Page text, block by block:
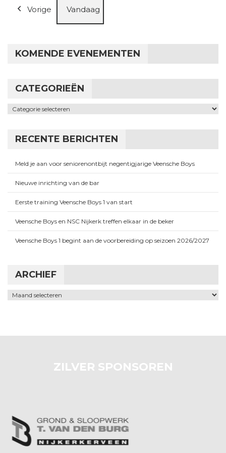
Vorige Vandaag
KOMENDE EVENEMENTEN
CATEGORIEËN
Categorieën
RECENTE BERICHTEN
Meld je aan voor seniorenontbijt negentigjarige Veensche Boys
Nieuwe inrichting van de bar
Eerste training Veensche Boys 1 van start
Veensche Boys en NSC Nijkerk treffen elkaar in de beker
Veensche Boys 1 begint aan de voorbereiding op seizoen 2026/2027
ARCHIEF
Archief
ZILVER SPONSOREN